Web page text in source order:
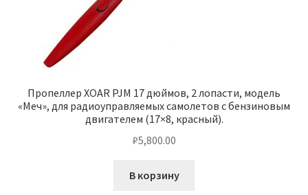
Пропеллер XOAR PJM 17 дюймов, 2 лопасти, модель
«Меч», для радиоуправляемых самолетов с бензиновым
двигателем (17×8, красный).
₽5,800.00
В корзину